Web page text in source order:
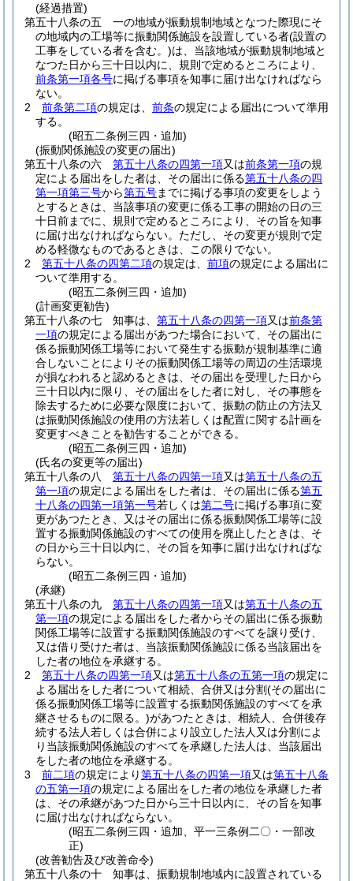
(経過措置)
第五十八条の五
一の地域が振動規制地域となつた際現にそ
の地域内の工場等に振動関係施設を設置している者(設置の
工事をしている者を含む。)は、当該地域が振動規制地域と
なつた日から三十日以内に、規則で定めるところにより、
前条第一項各号に掲げる事項を知事に届け出なければなら
ない。
2
前条第二項の規定は、 前条の規定による届出について準用
する。
(昭五二条例三四・追加)
(振動関係施設の変更の届出)
第五十八条の六
第五十八条の四第一項又は前条第一項の規
定による届出をした者は、その届出に係る第五十八条の四
第一項第三号から第五号までに掲げる事項の変更をしよう
とするときは、当該事項の変更に係る工事の開始の日の三
十日前までに、規則で定めるところにより、その旨を知事
に届け出なければならない。 ただし、その変更が規則で定
める軽微なものであるときは、この限りでない。
2
第五十八条の四第二項の規定は、 前項の規定による届出に
ついて準用する。
(昭五二条例三四・追加)
(計画変更勧告)
第五十八条の七
知事は、 第五十八条の四第一項又は前条第
一項の規定による届出があつた場合において、その届出に
係る振動関係工場等において発生する振動が規制基準に適
合しないことによりその振動関係工場等の周辺の生活環境
が損なわれると認めるときは、その届出を受理した日から
三十日以内に限り、その届出をした者に対し、その事態を
除去するために必要な限度において、振動の防止の方法又
は振動関係施設の使用の方法若しくは配置に関する計画を
変更すべきことを勧告することができる。
(昭五二条例三四・追加)
(氏名の変更等の届出)
第五十八条の八
第五十八条の四第一項又は第五十八条の五
第一項の規定による届出をした者は、その届出に係る第五
十八条の四第一項第一号若しくは第二号に掲げる事項に変
更があつたとき、又はその届出に係る振動関係工場等に設
置する振動関係施設のすべての使用を廃止したときは、そ
の日から三十日以内に、その旨を知事に届け出なければな
らない。
(昭五二条例三四・追加)
(承継)
第五十八条の九
第五十八条の四第一項又は第五十八条の五
第一項の規定による届出をした者からその届出に係る振動
関係工場等に設置する振動関係施設のすべてを譲り受け、
又は借り受けた者は、当該振動関係施設に係る当該届出を
した者の地位を承継する。
2
第五十八条の四第一項又は第五十八条の五第一項の規定に
よる届出をした者について相続、合併又は分割(その届出に
係る振動関係工場等に設置する振動関係施設のすべてを承
継させるものに限る。)があつたときは、相続人、合併後存
続する法人若しくは合併により設立した法人又は分割によ
り当該振動関係施設のすべてを承継した法人は、当該届出
をした者の地位を承継する。
3
前二項の規定により第五十八条の四第一項又は第五十八条
の五第一項の規定による届出をした者の地位を承継した者
は、その承継があつた日から三十日以内に、その旨を知事
に届け出なければならない。
(昭五二条例三四・追加、平一三条例二〇・一部改
正)
(改善勧告及び改善命令)
第五十八条の十
知事は、振動規制地域内に設置されている